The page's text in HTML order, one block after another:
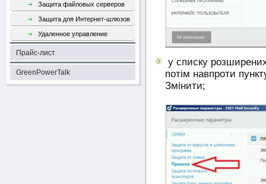
Защита файловых серверов
Защита для Интернет-шлюзов
Удаленное управление
Прайс-лист
GreenPowerTalk
у списку
потім навпроти
Змінити;